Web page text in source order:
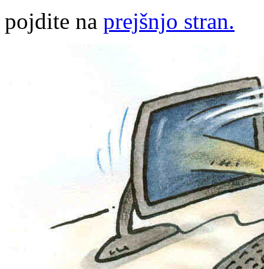
pojdite na prejšnjo stran.